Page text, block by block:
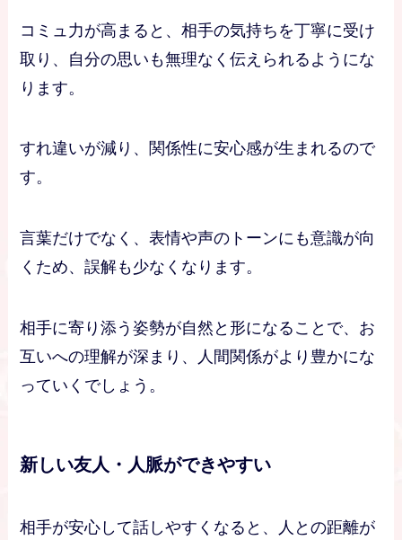
コミュ力が高まると、相手の気持ちを丁寧に受け
取り、自分の思いも無理なく伝えられるようにな
ります。
すれ違いが減り、関係性に安心感が生まれるので
す。
言葉だけでなく、表情や声のトーンにも意識が向
くため、誤解も少なくなります。
相手に寄り添う姿勢が自然と形になることで、お
互いへの理解が深まり、人間関係がより豊かにな
っていくでしょう。
新しい友人・人脈ができやすい
相手が安心して話しやすくなると、人との距離が